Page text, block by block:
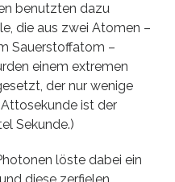
benutzten dazu
die aus zwei Atomen –
Sauerstoffatom –
einem extremen
der nur wenige
ist der
Sekunde.)
löste dabei ein